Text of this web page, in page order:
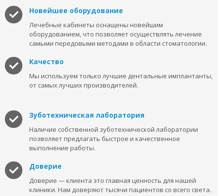
Новейшее оборудование
Лечебные кабинеты оснащены новейшим
оборудованием, что позволяет осуществлять лечение
самыми передовыми методами в области стоматологии.
Качество
Мы используем только лучшие дентальные имплантанты,
от самых лучших производителей.
Зуботехническая лаборатория
Наличие собственной зуботехнической лаборатории
позволяет предлагать быстрое и качественное
выполнение работы.
Доверие
Доверие — клиента это главная ценность для нашей
клиники. Нам доверяют тысячи пациентов со всего света.